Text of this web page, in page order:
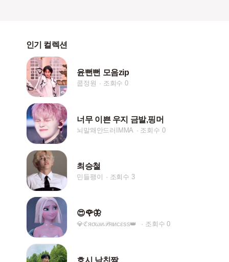
인기 컬렉션
윤뻔뻔 모음zip
쿱정원 조회수 0
너무 이쁜 우지 금발,핑머
뇌말왜안드러IMMA 조회수 0
최승철
민들팽이 조회수 3
😍🌹🦋
💎ℭяσωи𝒫яιиcεѕѕ👑 조회수 0
호시 남친짤